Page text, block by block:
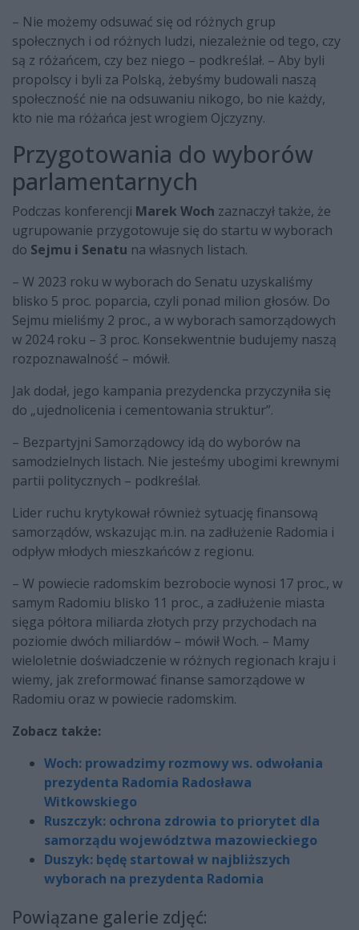
– Nie możemy odsuwać się od różnych grup
społecznych i od różnych ludzi, niezależnie od tego, czy
są z różańcem, czy bez niego – podkreślał. – Aby byli
propolscy i byli za Polską, żebyśmy budowali naszą
społeczność nie na odsuwaniu nikogo, bo nie każdy,
kto nie ma różańca jest wrogiem Ojczyzny.
Przygotowania do wyborów
parlamentarnych
Podczas konferencji Marek Woch zaznaczył także, że
ugrupowanie przygotowuje się do startu w wyborach
do Sejmu i Senatu na własnych listach.
– W 2023 roku w wyborach do Senatu uzyskaliśmy
blisko 5 proc. poparcia, czyli ponad milion głosów. Do
Sejmu mieliśmy 2 proc., a w wyborach samorządowych
w 2024 roku – 3 proc. Konsekwentnie budujemy naszą
rozpoznawalność – mówił.
Jak dodał, jego kampania prezydencka przyczyniła się
do „ujednolicenia i cementowania struktur”.
– Bezpartyjni Samorządowcy idą do wyborów na
samodzielnych listach. Nie jesteśmy ubogimi krewnymi
partii politycznych – podkreślał.
Lider ruchu krytykował również sytuację finansową
samorządów, wskazując m.in. na zadłużenie Radomia i
odpływ młodych mieszkańców z regionu.
– W powiecie radomskim bezrobocie wynosi 17 proc., w
samym Radomiu blisko 11 proc., a zadłużenie miasta
sięga półtora miliarda złotych przy przychodach na
poziomie dwóch miliardów – mówił Woch. – Mamy
wieloletnie doświadczenie w różnych regionach kraju i
wiemy, jak zreformować finanse samorządowe w
Radomiu oraz w powiecie radomskim.
Zobacz także:
Woch: prowadzimy rozmowy ws. odwołania
prezydenta Radomia Radosława
Witkowskiego
Ruszczyk: ochrona zdrowia to priorytet dla
samorządu województwa mazowieckiego
Duszyk: będę startował w najbliższych
wyborach na prezydenta Radomia
Powiązane galerie zdjęć: